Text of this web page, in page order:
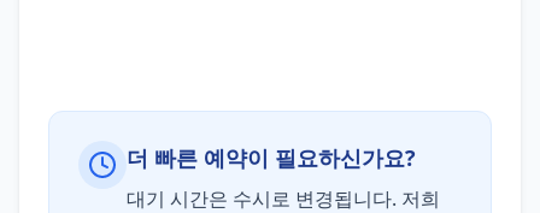
더 빠른 예약이 필요하신가요?
대기 시간은 수시로 변경됩니다. 저희